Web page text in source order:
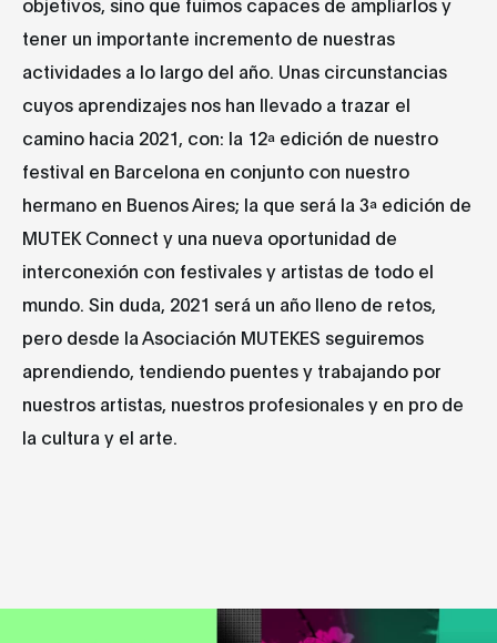
tener un importante incremento de nuestras
actividades a lo largo del año. Unas circunstancias
cuyos aprendizajes nos han llevado a trazar el
camino hacia 2021, con: la 12ª edición de nuestro
festival en Barcelona en conjunto con nuestro
hermano en Buenos Aires; la que será la 3ª edición de
MUTEK Connect y una nueva oportunidad de
interconexión con festivales y artistas de todo el
mundo. Sin duda, 2021 será un año lleno de retos,
pero desde la Asociación MUTEKES seguiremos
aprendiendo, tendiendo puentes y trabajando por
nuestros artistas, nuestros profesionales y en pro de
la cultura y el arte.